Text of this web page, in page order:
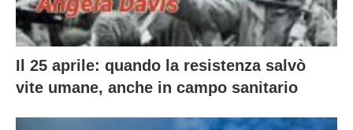
Il 25 aprile: quando la resistenza salvò
vite umane, anche in campo sanitario